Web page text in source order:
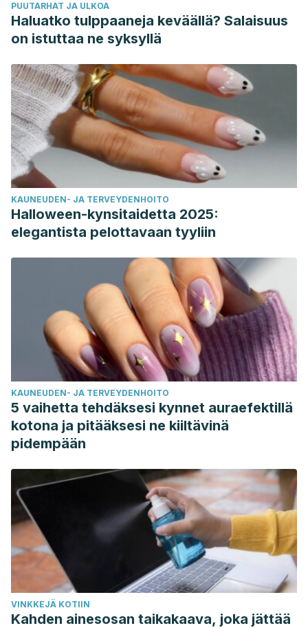
PUUTARHAT JA ULKOA
Haluatko tulppaaneja keväällä? Salaisuus
on istuttaa ne syksyllä
KAUNEUDEN- JA TERVEYDENHOITO
Halloween-kynsitaidetta 2025:
elegantista pelottavaan tyyliin
KAUNEUDEN- JA TERVEYDENHOITO
5 vaihetta tehdäksesi kynnet auraefektillä
kotona ja pitääksesi ne kiiltävinä
pidempään
VINKKEJÄ KOTIIN
Kahden ainesosan taikakaava, joka jättää